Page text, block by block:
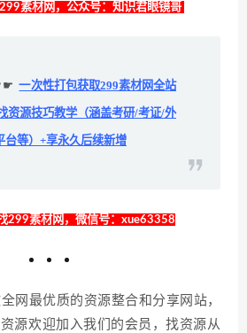
素材网，公众号：知识君眼镜哥
☛ 一次性打包获取299素材网全站
资源技巧教学（涵盖考研/考证/外
台等）+享永久后续新增
299素材网，微信号：xue63358
网最优质的资源整合和分享网站，
源欢迎加入我们的会员，找资源从